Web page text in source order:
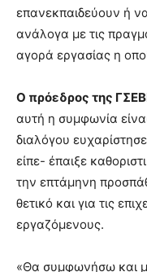
επανεκπαιδεύουν ή
ανάλογα με τις
αγορά εργασίας η
Ο πρόεδρος της
αυτή η συμφωνία
διαλόγου
είπε- έπαιξε
την επτάμηνη
θετικό και για τις
εργαζόμενους.
«Θα συμφωνήσω και